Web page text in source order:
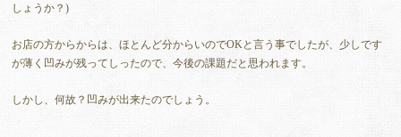
しょうか？)
お店の方からからは、ほとんど分からいのでOKと言う事でしたが、少しです
が薄く凹みが残ってしったので、今後の課題だと思われます。
しかし、何故？凹みが出来たのでしょう。